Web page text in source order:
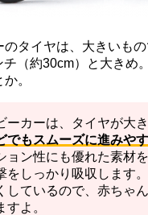
タイヤは、大きいも
（約30cm）と大きめ
。
ーカーは、タイヤが大き
でもスムーズに進みやす
ョン性にも優れた素材
をしっかり吸収します
しているので、赤ちゃ
すよ。